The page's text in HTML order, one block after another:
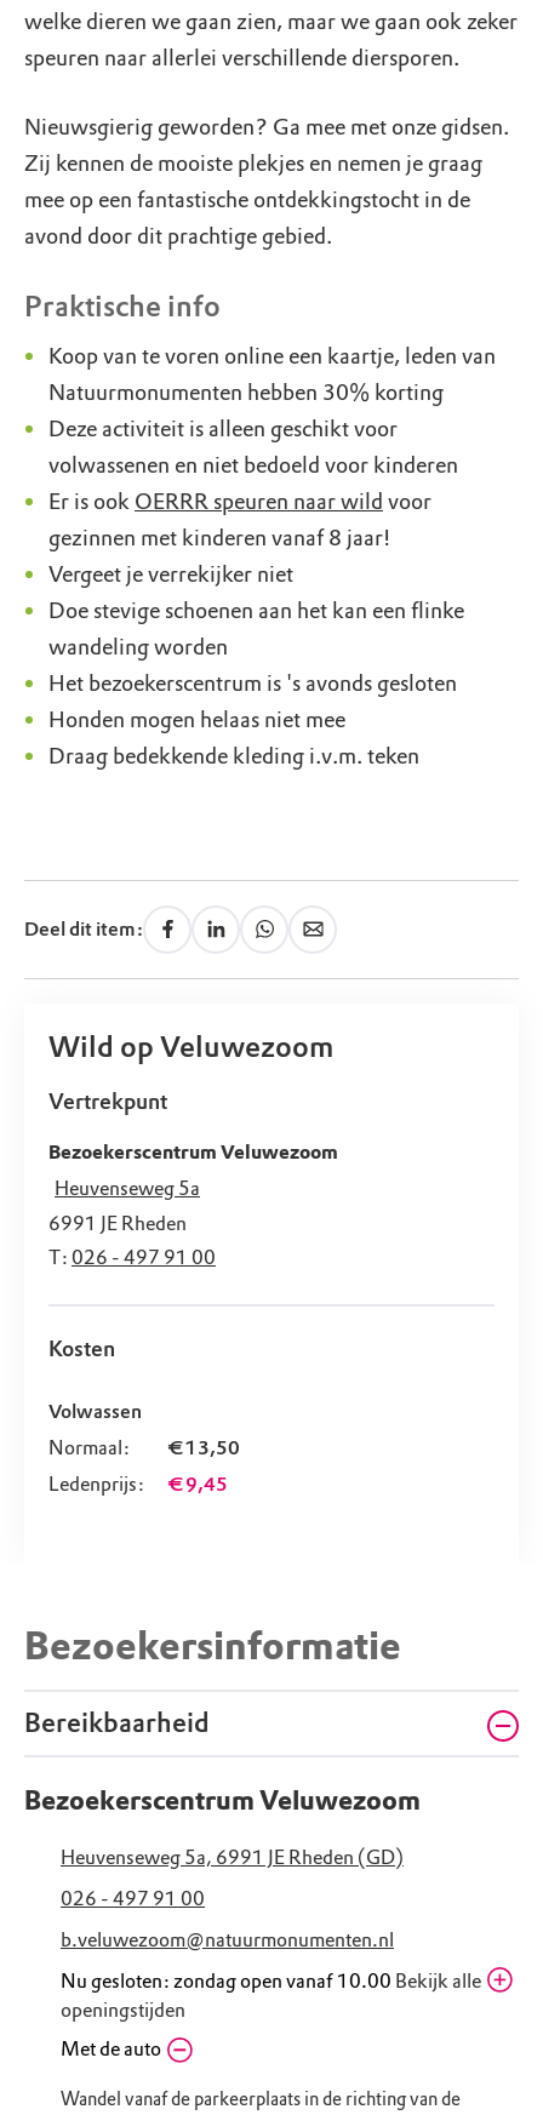
welke dieren we gaan zien, maar we gaan ook zeker
speuren naar allerlei verschillende diersporen.
Nieuwsgierig geworden? Ga mee met onze gidsen.
Zij kennen de mooiste plekjes en nemen je graag
mee op een fantastische ontdekkingstocht in de
avond door dit prachtige gebied.
Praktische info
Koop van te voren online een kaartje, leden van
Natuurmonumenten hebben 30% korting
Deze activiteit is alleen geschikt voor
volwassenen en niet bedoeld voor kinderen
Er is ook OERRR speuren naar wild voor
gezinnen met kinderen vanaf 8 jaar!
Vergeet je verrekijker niet
Doe stevige schoenen aan het kan een flinke
wandeling worden
Het bezoekerscentrum is 's avonds gesloten
Honden mogen helaas niet mee
Draag bedekkende kleding i.v.m. teken
Deel dit item:
Wild op Veluwezoom
Vertrekpunt
Bezoekerscentrum Veluwezoom
Heuvenseweg 5a
6991 JE Rheden
T: 026 - 497 91 00
Kosten
Volwassen
Normaal:
€ 13,50
Ledenprijs:
€ 9,45
Bezoekersinformatie
Bereikbaarheid
Bezoekerscentrum Veluwezoom
Heuvenseweg 5a, 6991 JE Rheden (GD)
026 - 497 91 00
b.veluwezoom@natuurmonumenten.nl
Nu gesloten: zondag open vanaf 10.00 Bekijk alle
openingstijden
Zaterdag
Zondag 10.00 - 17.00
Met de auto
Wandel vanaf de parkeerplaats in de richting van de